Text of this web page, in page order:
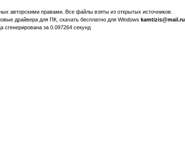
авторскими правами. Все файлы взяты из открытых источников.
драйвера для ПК, скачать бесплатно для Windows kamtizis@mail.ru
сгенерирована за 0.097264 секунд